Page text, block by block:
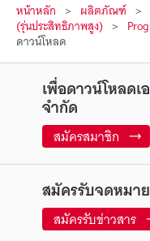
หน้าหลัก ผลิตภัณฑ์
(รุ่นประสิทธิภาพสูง)
ดาวน์โหลด
เพื่อดาวน์โหลดเ
จำกัด
สมัครสมาชิก
สมัครรับจดหมา
สมัครรับข่าวสาร